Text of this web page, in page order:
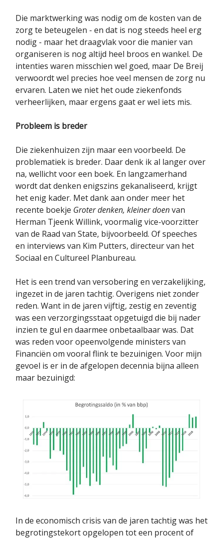
Die marktwerking was nodig om de kosten van de
zorg te beteugelen - en dat is nog steeds heel erg
nodig - maar het draagvlak voor die manier van
organiseren is nog altijd heel broos en wankel. De
intenties waren misschien wel goed, maar De Breij
verwoordt wel precies hoe veel mensen de zorg nu
ervaren. Laten we niet het oude ziekenfonds
verheerlijken, maar ergens gaat er wel iets mis.
Probleem is breder
Die ziekenhuizen zijn maar een voorbeeld. De
problematiek is breder. Daar denk ik al langer over
na, wellicht voor een boek. En langzamerhand
wordt dat denken enigszins gekanaliseerd, krijgt
het enig kader. Met dank aan onder meer het
recente boekje Groter denken, kleiner doenvan
Herman Tjeenk Willink, voormalig vice-voorzitter
van de Raad van State, bijvoorbeeld. Of speeches
en interviews van Kim Putters, directeur van het
Sociaal en Cultureel Planbureau.
Het is een trend van versobering en verzakelijking,
ingezet in de jaren tachtig. Overigens niet zonder
reden. Want in de jaren vijftig, zestig en zeventig
was een verzorgingsstaat opgetuigd die bij nader
inzien te gul en daarmee onbetaalbaar was. Dat
was reden voor opeenvolgende ministers van
Financiën om vooral flink te bezuinigen. Voor mijn
gevoel is er in de afgelopen decennia bijna alleen
maar bezuinigd:
In de economisch crisis van de jaren tachtig was het
begrotingstekort opgelopen tot een procent of